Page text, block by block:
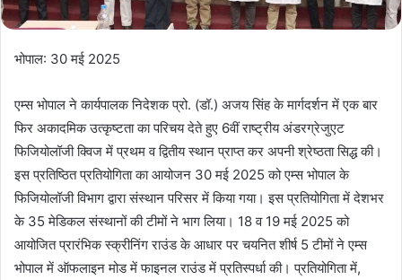
भोपाल: 30 मई 2025
एम्स भोपाल ने कार्यपालक निदेशक प्रो. (डॉ.) अजय सिंह के मार्गदर्शन में एक बार
फिर अकादमिक उत्कृष्टता का परिचय देते हुए 6वीं राष्ट्रीय अंडरग्रेजुएट
फिजियोलॉजी क्विज में प्रथम व द्वितीय स्थान प्राप्त कर अपनी श्रेष्ठता सिद्ध की।
इस प्रतिष्ठित प्रतियोगिता का आयोजन 30 मई 2025 को एम्स भोपाल के
फिजियोलॉजी विभाग द्वारा संस्थान परिसर में किया गया। इस प्रतियोगिता में देशभर
के 35 मेडिकल संस्थानों की टीमों ने भाग लिया। 18 व 19 मई 2025 को
आयोजित प्रारंभिक स्क्रीनिंग राउंड के आधार पर चयनित शीर्ष 5 टीमों ने एम्स
भोपाल में ऑफलाइन मोड में फाइनल राउंड में प्रतिस्पर्धा की। प्रतियोगिता में,